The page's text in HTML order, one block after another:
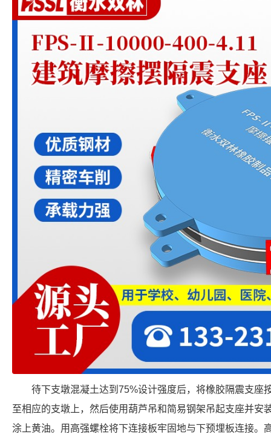
待下支墩混凝土达到75%设计强度后，将橡胶隔震支座
至相应的支墩上，然后使用葫芦吊和简易钢架吊起支座并安
涂上黄油。用高强螺栓将下连接板牢固地与下预埋板连接。